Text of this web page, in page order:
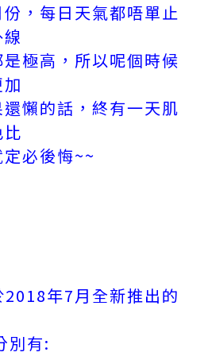
，每日天氣都唔單止
極高，所以呢個時候
懶的話，終有一天肌
必後悔~~
年7月全新推出的
別有: